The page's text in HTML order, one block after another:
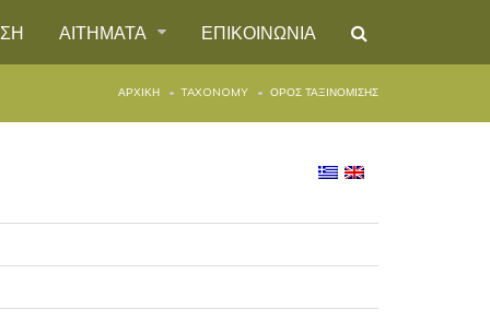
ΑΙΤΗΜΑΤΑ ΕΠΙΚΟΙΝΩΝΙΑ
ΑΡΧΙΚΉ TAXONOMY ΌΡΟΣ ΤΑΞΙΝΌΜΙΣΗΣ